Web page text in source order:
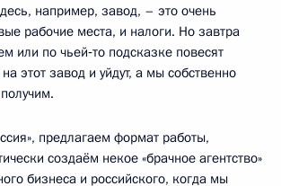
например, завод, – это очень
рабочие места, и налоги. Но завтра
или по чьей‑то подсказке повесят
этот завод и уйдут, а мы собственно
предлагаем формат работы,
создаём некое «брачное агентство»
бизнеса и российского, когда мы